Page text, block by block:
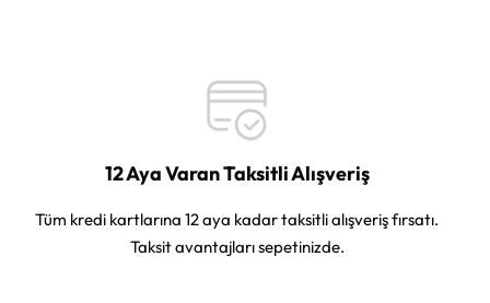
12 Aya Varan Taksitli Alışveriş
Tüm kredi kartlarına 12 aya kadar taksitli alışveriş fırsatı.
Taksit avantajları sepetinizde.